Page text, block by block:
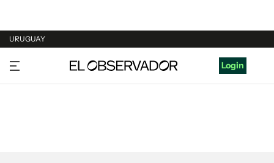
URUGUAY
URUGUAY
ARGENTINA
Login